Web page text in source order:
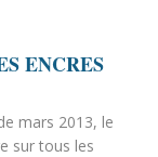
ENCRES
mars 2013, le
sur tous les